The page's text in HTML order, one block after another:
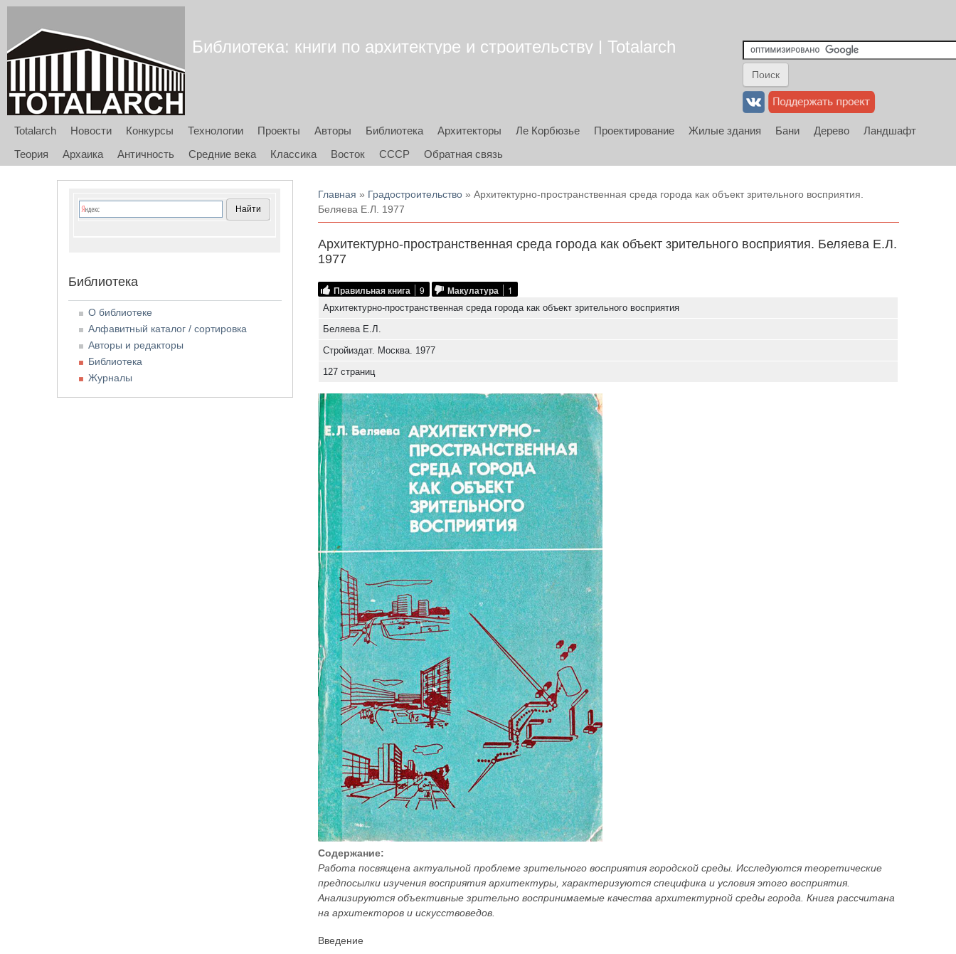
Библиотека: книги по архитектуре и строительству | Totalarch
Totalarch Новости Конкурсы Технологии Проекты Авторы Библиотека Архитекторы Ле Корбюзье Проектирование Жилые здания Бани Дерево
Ландшафт
Теория
Архаика Античность Средние века Классика Восток СССР Обратная связь
Вы здесь
Главная » Градостроительство » Архитектурно-пространственная среда города как объект зрительного восприятия.
Беляева Е.Л. 1977
Архитектурно-пространственная среда города как объект зрительного восприятия. Беляева Е.Л.
1977
Правильная книга 9 Макулатура 1
Архитектурно-пространственная среда города как объект зрительного восприятия
Беляева Е.Л.
Стройиздат. Москва. 1977
127 страниц
Содержание:
Работа посвящена актуальной проблеме зрительного восприятия городской среды. Исследуются теоретические
предпосылки изучения восприятия архитектуры, характеризуются специфика и условия этого восприятия.
Анализируются объективные зрительно воспринимаемые качества архитектурной среды города. Книга рассчитана
на архитекторов и искусствоведов.
Введение
Библиотека
О библиотеке
Алфавитный каталог / сортировка
Авторы и редакторы
Библиотека
Журналы